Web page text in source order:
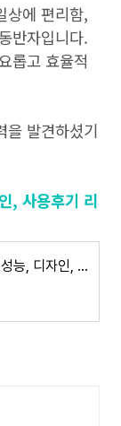
상에 편리함,
반자입니다.
롭고 효율적
을 발견하셨기
, 사용후기 리
맥북 프로 m4 16인치 특징 : 성능, 디자인, 사용후기 리뷰